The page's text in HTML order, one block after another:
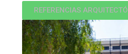
REFERENCIAS